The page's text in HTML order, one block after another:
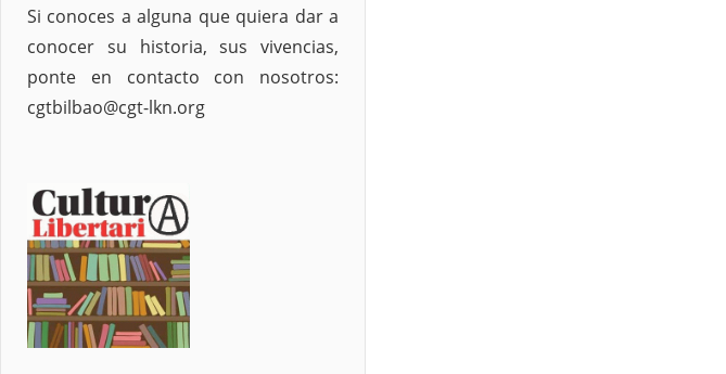
Si conoces a alguna que quiera dar a
conocer su historia, sus vivencias,
ponte en contacto con nosotros:
cgtbilbao@cgt-lkn.org